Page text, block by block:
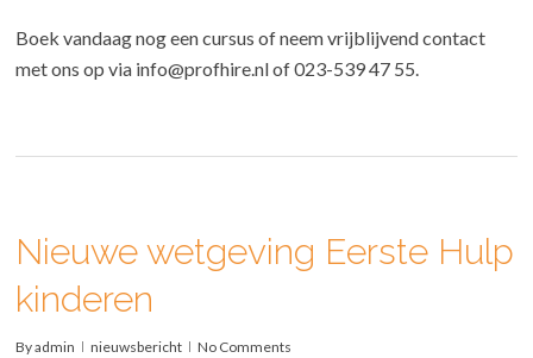
Boek vandaag nog een cursus of neem vrijblijvend contact
met ons op via info@profhire.nl of 023-539 47 55.
Nieuwe wetgeving Eerste Hulp
kinderen
Byadmin nieuwsbericht No Comments